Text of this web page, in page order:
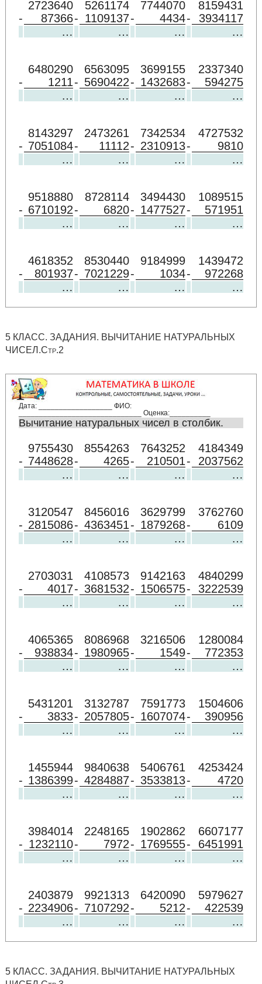
2723640 5261174 7744070
8159431
-
87366- 1109137- 4434-
3934117
…
… … …
6480290 6563095 3699155
2337340
-
1211- 5690422- 1432683-
594275
…
… … …
8143297 2473261 7342534
4727532
- 7051084- 11112- 2310913-
9810
…
… … …
9518880 8728114 3494430
1089515
- 6710192- 6820- 1477527-
571951
…
… … …
4618352 8530440 9184999
1439472
-
801937- 7021229- 1034-
972268
…
… … …
5 КЛАСС. ЗАДАНИЯ. ВЫЧИТАНИЕ НАТУРАЛЬНЫХ
ЧИСЕЛ.Стр.2
Дата: __________________ ФИО:
______________________________ Оценка:__________
Вычитание натуральных чисел в столбик.
9755430 8554263 7643252
4184349
- 7448628- 4265- 210501-
2037562
…
… … …
3120547 8456016 3629799
3762760
- 2815086- 4363451- 1879268-
6109
…
… … …
2703031 4108573 9142163
4840299
-
4017- 3681532- 1506575-
3222539
…
… … …
4065365 8086968 3216506
1280084
-
938834- 1980965- 1549-
772353
…
… … …
5431201 3132787 7591773
1504606
-
3833- 2057805- 1607074-
390956
…
… … …
1455944 9840638 5406761
4253424
- 1386399- 4284887- 3533813-
4720
…
… … …
3984014 2248165 1902862
6607177
- 1232110- 7972- 1769555-
6451991
…
… … …
2403879 9921313 6420090
5979627
- 2234906- 7107292- 5212-
422539
…
… … …
5 КЛАСС. ЗАДАНИЯ. ВЫЧИТАНИЕ НАТУРАЛЬНЫХ